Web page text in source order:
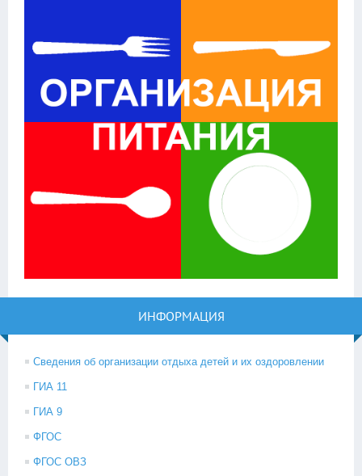
ИНФОРМАЦИЯ
Сведения об организации отдыха детей и их оздоровлении
ГИА 11
ГИА 9
ФГОС
ФГОС ОВЗ